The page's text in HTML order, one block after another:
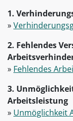
1.
»
2. Fehlendes
» Fehlendes
3.
Arbeitsleistung
» Unmöglichkeit